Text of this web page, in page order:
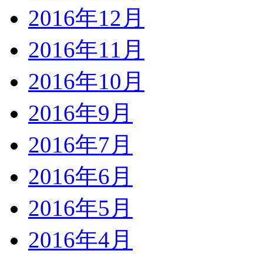
2016年12月
2016年11月
2016年10月
2016年9月
2016年7月
2016年6月
2016年5月
2016年4月